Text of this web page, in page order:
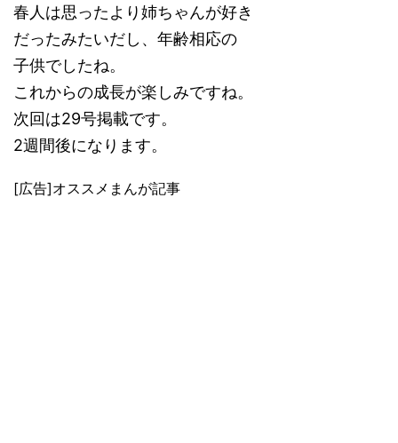
春人は思ったより姉ちゃんが好き
だったみたいだし、年齢相応の
子供でしたね。
これからの成長が楽しみですね。
次回は29号掲載です。
2週間後になります。
[広告]オススメまんが記事